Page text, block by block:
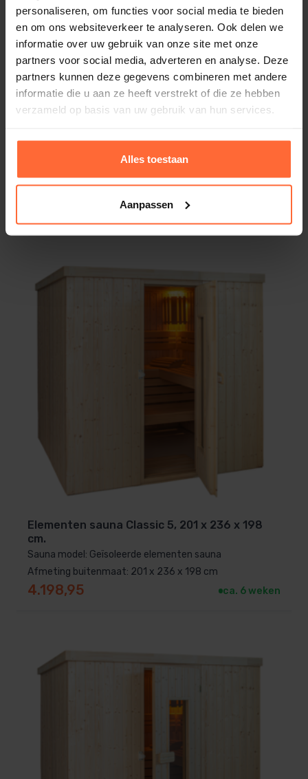
personaliseren, om functies voor social media te bieden
en om ons websiteverkeer te analyseren. Ook delen we
informatie over uw gebruik van onze site met onze
partners voor social media, adverteren en analyse. Deze
partners kunnen deze gegevens combineren met andere
informatie die u aan ze heeft verstrekt of die ze hebben
verzameld op basis van uw gebruik van hun services.
Alles toestaan
Aanpassen
cm.
Sauna model: Geïsoleerde elementen sauna
Elementen sauna Classic 5, 201 x 236 x 198
cm.
Sauna model: Geïsoleerde elementen sauna
Afmeting buitenmaat: 201 x 236 x 198 cm
4.198,95 ca. 6 weken